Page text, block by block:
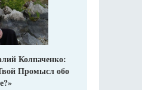
Колпаченко:
Промысл обо